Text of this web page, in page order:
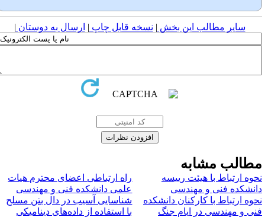
سایر مطالب این بخش | نسخه قابل چاپ| ارسال به دوستان|
مشابه
ارتباط با هیئت رییسه
فنی و مهندسی
راه ارتباطی اعضای محترم هیات
علمی دانشکده فنی و مهندسی
ارتباط با کارکنان دانشکده
و مهندسی در ایام جنگ
شناسایی آسیب در دال بتن مسلح
با استفاده از داده‌های دینامیکی